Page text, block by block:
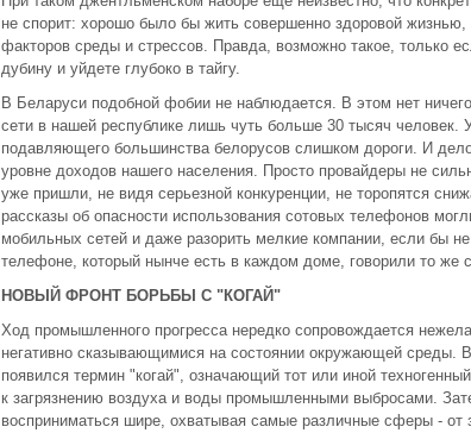
не спорит: хорошо было бы жить совершенно здоровой жизнью,
факторов среды и стрессов. Правда, возможно такое, только
дубину и уйдете глубоко в тайгу.
В Беларуси подобной фобии не наблюдается. В этом нет
сети в нашей республике лишь чуть больше 30 тысяч человек.
подавляющего большинства белорусов слишком дороги. И
уровне доходов нашего населения. Просто провайдеры не
уже пришли, не видя серьезной конкуренции, не торопятся
рассказы об опасности использования сотовых телефонов
мобильных сетей и даже разорить мелкие компании, если бы
телефоне, который нынче есть в каждом доме, говорили то же
НОВЫЙ ФРОНТ БОРЬБЫ С "КОГАЙ"
Ход промышленного прогресса нередко сопровождается
негативно сказывающимися на состоянии окружающей среды.
появился термин "когай", означающий тот или иной
к загрязнению воздуха и воды промышленными выбросами.
восприниматься шире, охватывая самые различные сферы -